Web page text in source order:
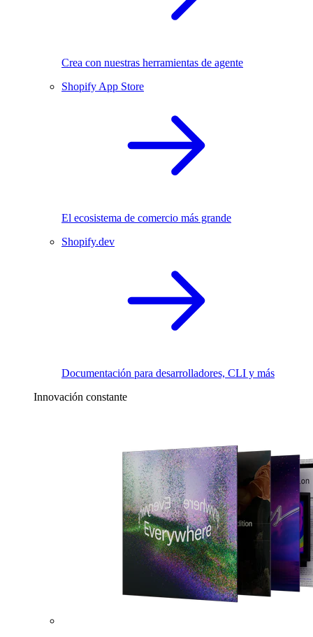
Crea con nuestras herramientas de agente
Shopify App Store
El ecosistema de comercio más grande
Shopify.dev
Documentación para desarrolladores, CLI y más
Innovación constante